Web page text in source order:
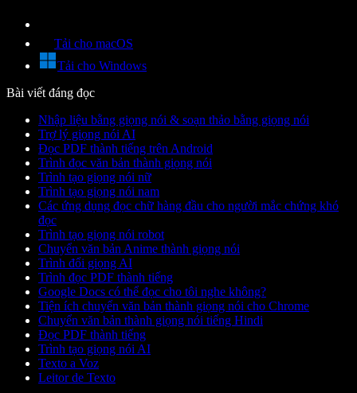
Tải cho macOS
Tải cho Windows
Bài viết đáng đọc
Nhập liệu bằng giọng nói & soạn thảo bằng giọng nói
Trợ lý giọng nói AI
Đọc PDF thành tiếng trên Android
Trình đọc văn bản thành giọng nói
Trình tạo giọng nói nữ
Trình tạo giọng nói nam
Các ứng dụng đọc chữ hàng đầu cho người mắc chứng khó
đọc
Trình tạo giọng nói robot
Chuyển văn bản Anime thành giọng nói
Trình đổi giọng AI
Trình đọc PDF thành tiếng
Google Docs có thể đọc cho tôi nghe không?
Tiện ích chuyển văn bản thành giọng nói cho Chrome
Chuyển văn bản thành giọng nói tiếng Hindi
Đọc PDF thành tiếng
Trình tạo giọng nói AI
Texto a Voz
Leitor de Texto